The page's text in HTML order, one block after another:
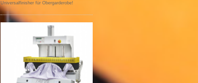
Universalfinisher für Obergarderobe!